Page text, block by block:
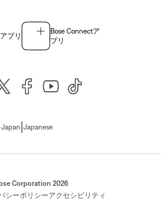
プリ
Bose Connectア
プリ
Japan Japanese
Corporation 2026
シーポリシーアクセシビリティ